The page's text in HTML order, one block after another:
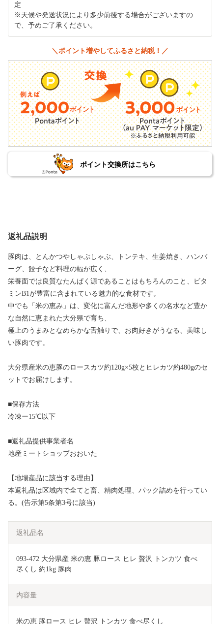
定
※天候や発送状況により多少前後する場合がございますの
で、予めご了承ください。
＼ポイント増やしてふるさと納税！／
ポイント交換所はこちら
返礼品説明
豚肉は、とんかつやしゃぶしゃぶ、トンテキ、生姜焼き、ハンバ
ーグ、餃子など料理の幅が広く、
栄養面では良質なたんぱく源であることはもちろんのこと、ビタ
ミンB1が豊富に含まれている魅力的な食材です。
中でも「米の恵み」は、変化に富んだ地形や多くの名水など豊か
な自然に恵まれた大分県で育ち、
極上のうまみとなめらかな舌触りで、お肉好きがうなる、美味し
い豚肉です。
大分県産米の恵豚のロースカツ約120g×5枚とヒレカツ約480gのセ
ットでお届けします。
■保存方法
冷凍ー15℃以下
■返礼品提供事業者名
地産ミートショップおおいた
【地場産品に該当する理由】
本返礼品は区域内で全てと畜、精肉処理、パック詰めを行ってい
る。(告示第5条第3号に該当)
返礼品名
093-472 大分県産 米の恵 豚ロース ヒレ 贅沢 トンカツ 食べ
尽くし 約1kg 豚肉
内容量
米の恵 豚ロース ヒレ 贅沢 トンカツ 食べ尽くし